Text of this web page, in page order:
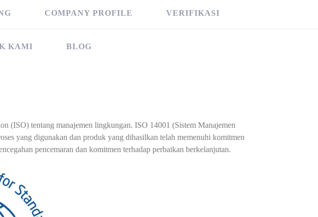
COMPANY PROFILE VERIFIKASI
KAMI BLOG
(ISO) tentang manajemen lingkungan. ISO 14001 (Sistem Manajemen
yang digunakan dan produk yang dihasilkan telah memenuhi komitmen
pencemaran dan komitmen terhadap perbaikan berkelanjutan.